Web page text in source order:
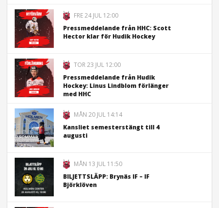
FRE 24 JUL 12:00
Pressmeddelande från HHC: Scott
Hector klar för Hudik Hockey
TOR 23 JUL 12:00
Pressmeddelande från Hudik
Hockey: Linus Lindblom förlänger
med HHC
MÅN 20 JUL 14:14
Kansliet semesterstängt till 4
augusti
MÅN 13 JUL 11:50
BILJETTSLÄPP: Brynäs IF – IF
Björklöven